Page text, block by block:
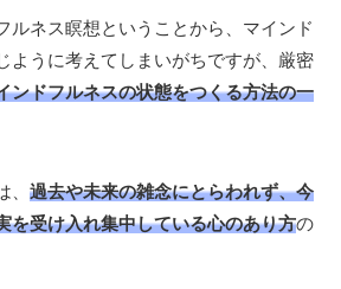
ルネス瞑想ということから、マインド
ように考えてしまいがちですが、厳密
ンドフルネスの状態をつくる方法の一
、 過去や未来の雑念にとらわれず、今
を受け入れ集中している心のあり方の